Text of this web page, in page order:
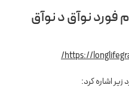
فورد نوآق د نوآق
https://
اشاره کرد: